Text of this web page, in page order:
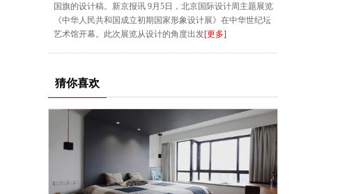
国旗的设计稿。新京报讯 9月5日，北京国际设计周主题展览
《中华人民共和国成立初期国家形象设计展》在中华世纪坛
艺术馆开幕。此次展览从设计的角度出发[更多]
猜你喜欢